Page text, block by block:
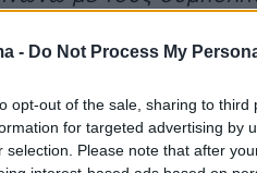
- Do Not Process My
opt-out of the sale, sharing to
for targeted advertising by
selection. Please note that after
είναι το αυστηρό